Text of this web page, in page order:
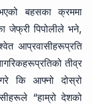
भएको बहसका क्रममा
जेफ्री पिपोलीले भने,
आप्रवासीहरूप्रति
तीव्र
कि आफ्नो दोस्रो
“हाम्रो देशको